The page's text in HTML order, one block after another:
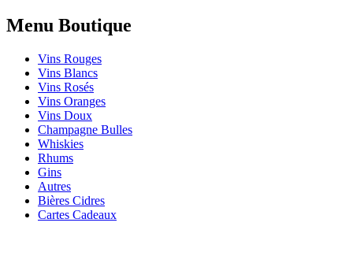
Menu Boutique
Vins Rouges
Vins Blancs
Vins Rosés
Vins Oranges
Vins Doux
Champagne Bulles
Whiskies
Rhums
Gins
Autres
Bières Cidres
Cartes Cadeaux